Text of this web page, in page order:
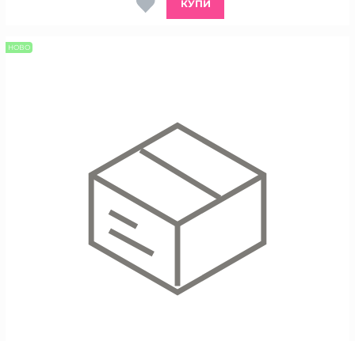
КУПИ
НОВО